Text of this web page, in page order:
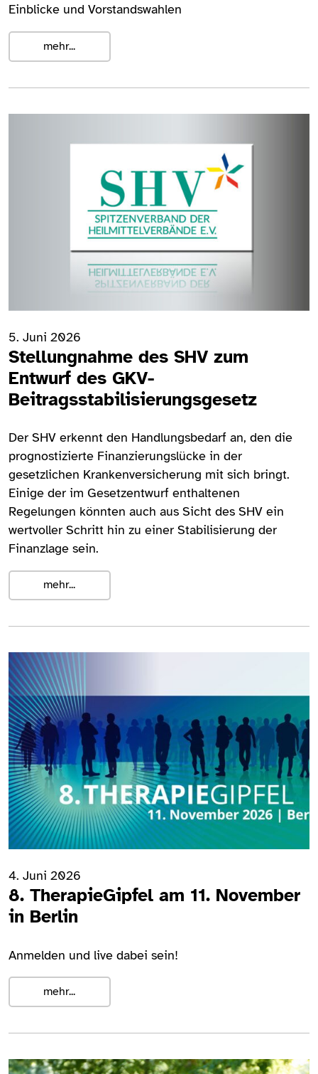
Einblicke und Vorstandswahlen
mehr...
5. Juni 2026
Stellungnahme des SHV zum
Entwurf des GKV-
Beitragsstabilisierungsgesetz
Der SHV erkennt den Handlungsbedarf an, den die
prognostizierte Finanzierungslücke in der
gesetzlichen Krankenversicherung mit sich bringt.
Einige der im Gesetzentwurf enthaltenen
Regelungen könnten auch aus Sicht des SHV ein
wertvoller Schritt hin zu einer Stabilisierung der
Finanzlage sein.
mehr...
4. Juni 2026
8. TherapieGipfel am 11. November
in Berlin
Anmelden und live dabei sein!
mehr...